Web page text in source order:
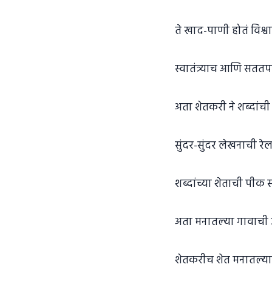
ते खाद-पाणी होतं
स्वातंत्र्याच आणि
अता शेतकरी ने
सुंदर-सुंदर लेखनाची
शब्दांच्या शेताची पीक
अता मनातल्या
शेतकरीच शेत